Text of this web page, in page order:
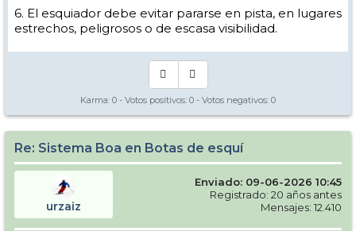
6. El esquiador debe evitar pararse en pista, en lugares
estrechos, peligrosos o de escasa visibilidad.
Karma: 0 - Votos positivos: 0 - Votos negativos: 0
Re: Sistema Boa en Botas de esquí
urzaiz
Enviado: 09-06-2026 10:45
Registrado: 20 años antes
Mensajes: 12.410